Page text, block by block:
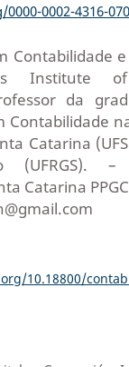
0002-4316-
Contabilidade
Institute
da
Contabilidade
Catarina
(UFRGS). –
Catarina PPGC
10.18800/